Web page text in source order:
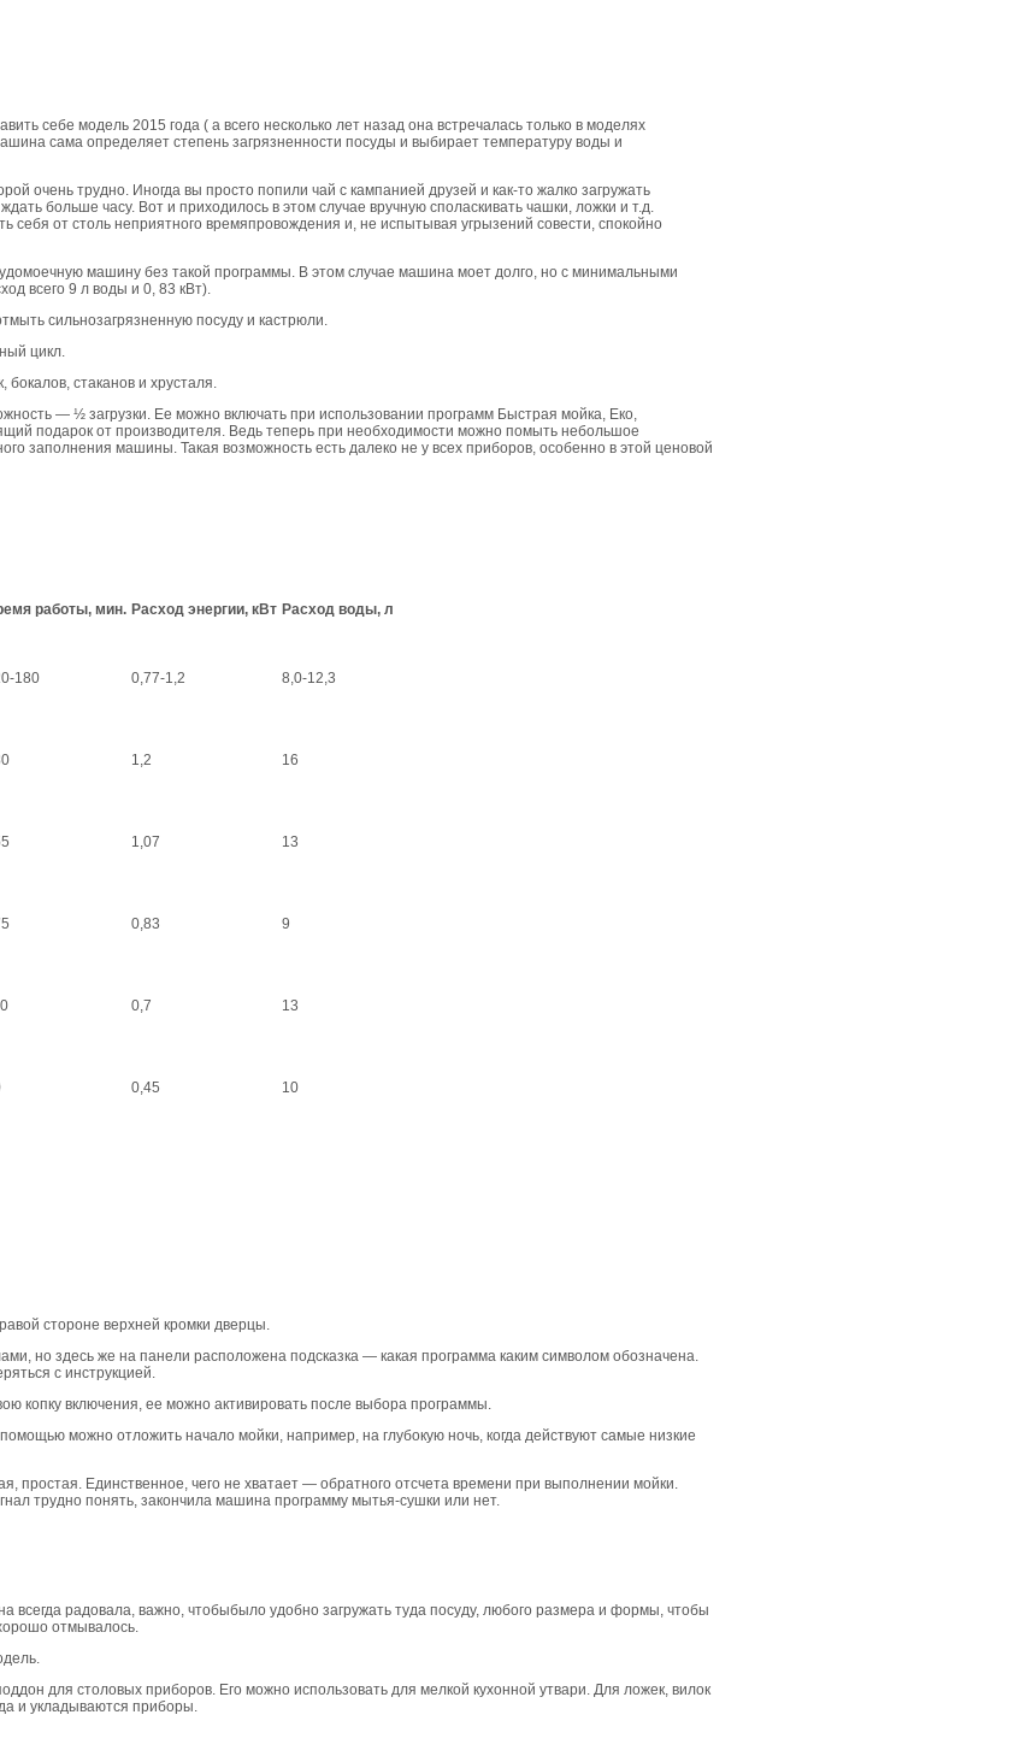
себе модель 2015 года ( а всего несколько лет назад она встречалась только в моделях
сама определяет степень загрязненности посуды и выбирает температуру воды и
очень трудно. Иногда вы просто попили чай с кампанией друзей и как-то жалко загружать
больше часу. Вот и приходилось в этом случае вручную споласкивать чашки, ложки и т.д.
себя от столь неприятного времяпровождения и, не испытывая угрызений совести, спокойно
машину без такой программы. В этом случае машина моет долго, но с минимальными
всего 9 л воды и 0, 83 кВт).
сильнозагрязненную посуду и кастрюли.
цикл.
стаканов и хрусталя.
— ½ загрузки. Ее можно включать при использовании программ Быстрая мойка, Еко,
подарок от производителя. Ведь теперь при необходимости можно помыть небольшое
заполнения машины. Такая возможность есть далеко не у всех приборов, особенно в этой ценовой
работы, мин. Расход энергии, кВт Расход воды, л
180 0,77-1,2 8,0-12,3
1,2 16
1,07 13
0,83 9
0,7 13
0,45 10
стороне верхней кромки дверцы.
но здесь же на панели расположена подсказка — какая программа каким символом обозначена.
с инструкцией.
копку включения, ее можно активировать после выбора программы.
можно отложить начало мойки, например, на глубокую ночь, когда действуют самые низкие
простая. Единственное, чего не хватает — обратного отсчета времени при выполнении мойки.
трудно понять, закончила машина программу мытья-сушки или нет.
всегда радовала, важно, чтобыбыло удобно загружать туда посуду, любого размера и формы, чтобы
отмывалось.
для столовых приборов. Его можно использовать для мелкой кухонной утвари. Для ложек, вилок
и укладываются приборы.